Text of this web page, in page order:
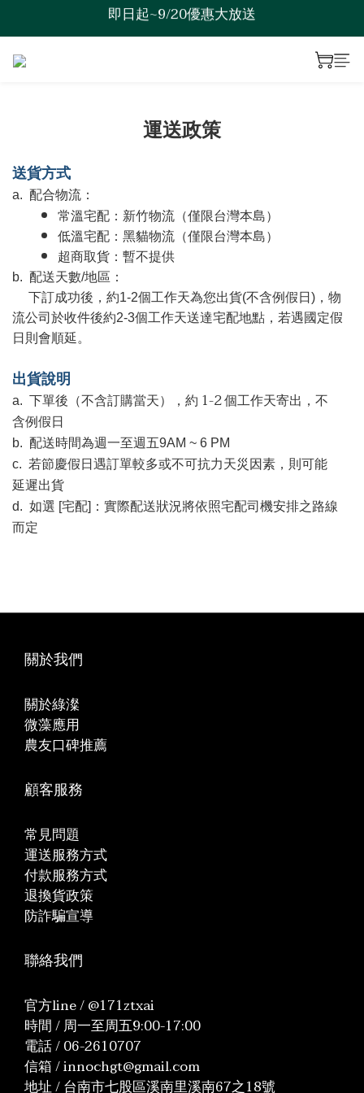
歡迎來到綠澯科技
即日起~9/20優惠大放送
運送政策
送貨方式
a. 配合物流：
常溫宅配：新竹物流（僅限台灣本島）
低溫宅配：黑貓物流（僅限台灣本島）
超商取貨：暫不提供
b. 配送天數/地區：
下訂成功後，約1-2個工作天為您出貨(不含例假日 ) ，物
流公司於收件後約2-3個工作天送達宅配地點，若遇國定假
日則會順延。
出貨說明
a. 下單後（不含訂購當天），約 1-2個工作天寄出，不
含例假日
b. 配送時間為週一至週五9AM ~ 6 PM
c. 若節慶假日遇訂單較多或不可抗力天災因素，則可能
延遲出貨
d. 如選 [宅配] ：實際配送狀況將依照宅配司機安排之路線
而定
關於我們
關於綠澯
微藻應用
農友口碑推薦
顧客服務
常見問題
運送服務方式
付款服務方式
退換貨政策
防詐騙宣導
聯絡我們
官方line / @171ztxai
時間 / 周一至周五9:00-17:00
電話 / 06-2610707
信箱 / innochgt@gmail.com
地址 / 台南市七股區溪南里溪南67之18號